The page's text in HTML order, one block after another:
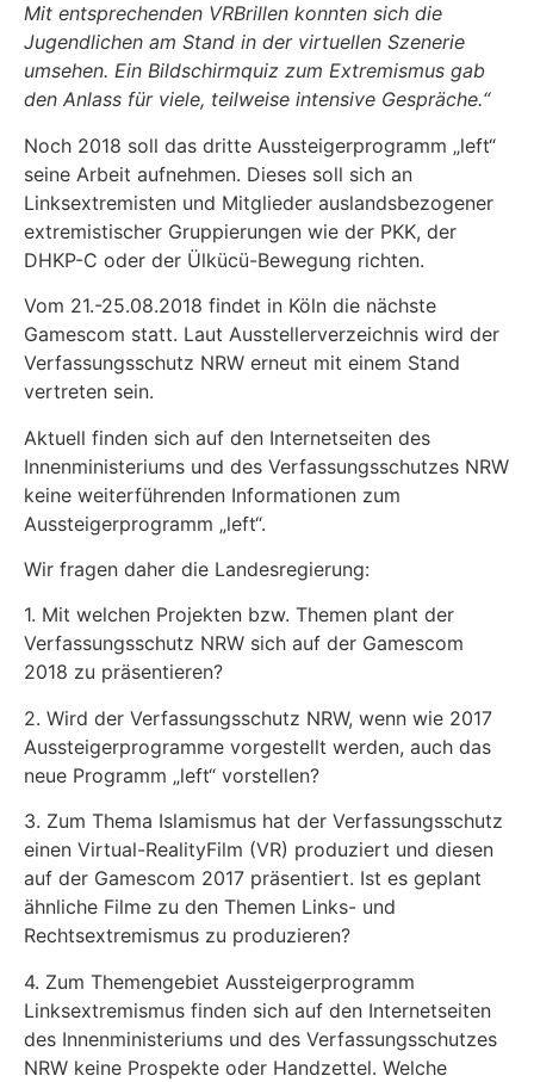
Mit entsprechenden VRBrillen konnten sich die
Jugendlichen am Stand in der virtuellen Szenerie
umsehen. Ein Bildschirmquiz zum Extremismus gab
den Anlass für viele, teilweise intensive Gespräche.“
Noch 2018 soll das dritte Aussteigerprogramm „left“
seine Arbeit aufnehmen. Dieses soll sich an
Linksextremisten und Mitglieder auslandsbezogener
extremistischer Gruppierungen wie der PKK, der
DHKP-C oder der Ülkücü-Bewegung richten.
Vom 21.-25.08.2018 findet in Köln die nächste
Gamescom statt. Laut Ausstellerverzeichnis wird der
Verfassungsschutz NRW erneut mit einem Stand
vertreten sein.
Aktuell finden sich auf den Internetseiten des
Innenministeriums und des Verfassungsschutzes NRW
keine weiterführenden Informationen zum
Aussteigerprogramm „left“.
Wir fragen daher die Landesregierung:
1. Mit welchen Projekten bzw. Themen plant der
Verfassungsschutz NRW sich auf der Gamescom
2018 zu präsentieren?
2. Wird der Verfassungsschutz NRW, wenn wie 2017
Aussteigerprogramme vorgestellt werden, auch das
neue Programm „left“ vorstellen?
3. Zum Thema Islamismus hat der Verfassungsschutz
einen Virtual-RealityFilm (VR) produziert und diesen
auf der Gamescom 2017 präsentiert. Ist es geplant
ähnliche Filme zu den Themen Links- und
Rechtsextremismus zu produzieren?
4. Zum Themengebiet Aussteigerprogramm
Linksextremismus finden sich auf den Internetseiten
des Innenministeriums und des Verfassungsschutzes
NRW keine Prospekte oder Handzettel. Welche